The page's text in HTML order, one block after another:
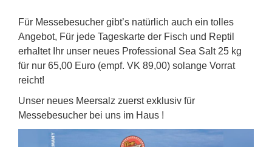
Für Messebesucher gibt’s natürlich auch ein tolles
Angebot, Für jede Tageskarte der Fisch und Reptil
erhaltet Ihr unser neues Professional Sea Salt 25 kg
für nur 65,00 Euro (empf. VK 89,00) solange Vorrat
reicht!
Unser neues Meersalz zuerst exklusiv für
Messebesucher bei uns im Haus !